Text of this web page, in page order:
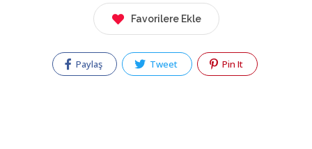
Favorilere Ekle
Paylaş Tweet Pin It